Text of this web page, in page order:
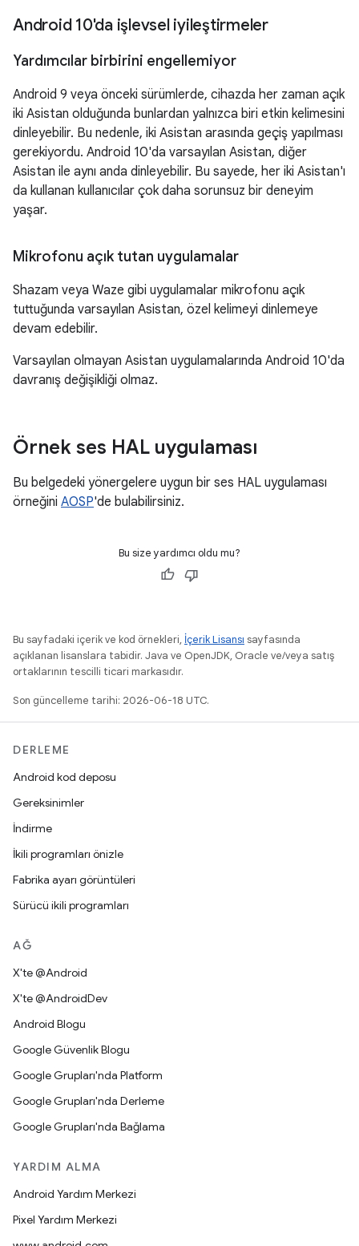
Android 10'da işlevsel iyileştirmeler
Yardımcılar birbirini engellemiyor
Android 9 veya önceki sürümlerde, cihazda her zaman açık
iki Asistan olduğunda bunlardan yalnızca biri etkin kelimesini
dinleyebilir. Bu nedenle, iki Asistan arasında geçiş yapılması
gerekiyordu. Android 10'da varsayılan Asistan, diğer
Asistan ile aynı anda dinleyebilir. Bu sayede, her iki Asistan'ı
da kullanan kullanıcılar çok daha sorunsuz bir deneyim
yaşar.
Mikrofonu açık tutan uygulamalar
Shazam veya Waze gibi uygulamalar mikrofonu açık
tuttuğunda varsayılan Asistan, özel kelimeyi dinlemeye
devam edebilir.
Varsayılan olmayan Asistan uygulamalarında Android 10'da
davranış değişikliği olmaz.
Örnek ses HAL uygulaması
Bu belgedeki yönergelere uygun bir ses HAL uygulaması
örneğini AOSP'de bulabilirsiniz.
Bu size yardımcı oldu mu?
Bu sayfadaki içerik ve kod örnekleri, İçerik Lisansı sayfasında
açıklanan lisanslara tabidir. Java ve OpenJDK, Oracle ve/veya satış
ortaklarının tescilli ticari markasıdır.
Son güncelleme tarihi: 2026-06-18 UTC.
DERLEME
Android kod deposu
Gereksinimler
İndirme
İkili programları önizle
Fabrika ayarı görüntüleri
Sürücü ikili programları
AĞ
X'te @Android
X'te @AndroidDev
Android Blogu
Google Güvenlik Blogu
Google Grupları'nda Platform
Google Grupları'nda Derleme
Google Grupları'nda Bağlama
YARDIM ALMA
Android Yardım Merkezi
Pixel Yardım Merkezi